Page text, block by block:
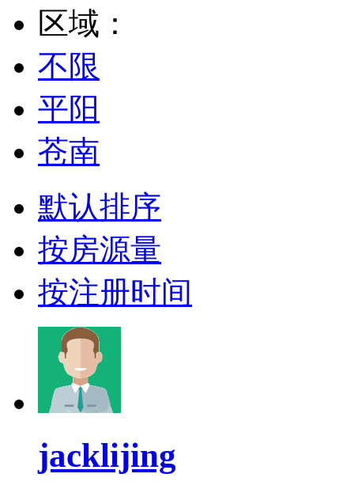
区域：
不限
平阳
苍南
默认排序
按房源量
按注册时间
jacklijing